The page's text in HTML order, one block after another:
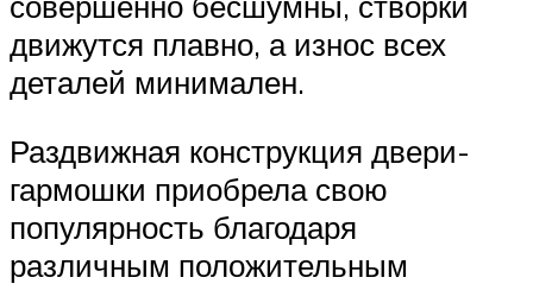
движутся плавно, а износ всех
деталей минимален.
Раздвижная конструкция двери-
гармошки приобрела свою
популярность благодаря
различным положительным